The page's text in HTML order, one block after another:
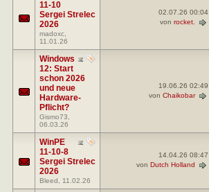
11-10
Sergei Strelec
2026
madoxc
11.01.26
02.07.26 00:04
von rocket.
Windows
12: Start
schon 2026
und neue
Hardware-
Pflicht?
Gismo73
06.03.26
19.06.26 02:49
von Chaikobar
WinPE
11-10-8
Sergei Strelec
2026
Bleed , 11.02.26
14.04.26 08:47
von Dutch Holland